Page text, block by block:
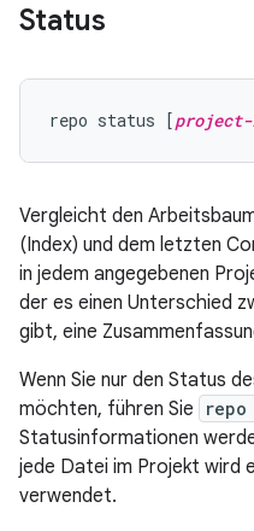
Status
repo status [
Vergleicht den
(Index) und dem letzten
in jedem angegebenen
der es einen Unterschied
gibt, eine
Wenn Sie nur den Status
möchten, führen Sie
Statusinformationen
jede Datei im Projekt wird
verwendet.